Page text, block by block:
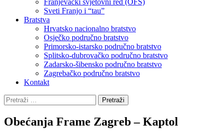
Franjevački svjetovni red (OFS)
Sveti Franjo i “tau”
Bratstva
Hrvatsko nacionalno bratstvo
Osječko područno bratstvo
Primorsko-istarsko područno bratstvo
Splitsko-dubrovačko područno bratstvo
Zadarsko-šibensko područno bratstvo
Zagrebačko područno bratstvo
Kontakt
Pretraži:
Obećanja Frame Zagreb – Kaptol